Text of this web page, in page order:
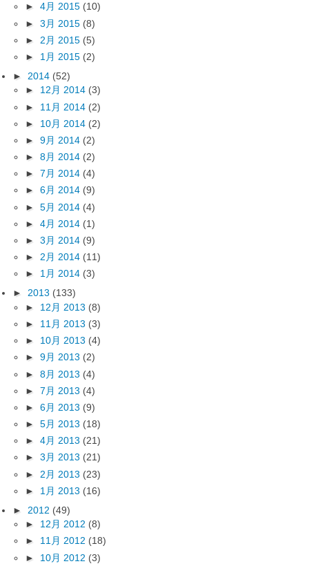
► 4月 2015 (10)
► 3月 2015 (8)
► 2月 2015 (5)
► 1月 2015 (2)
► 2014 (52)
► 12月 2014 (3)
► 11月 2014 (2)
► 10月 2014 (2)
► 9月 2014 (2)
► 8月 2014 (2)
► 7月 2014 (4)
► 6月 2014 (9)
► 5月 2014 (4)
► 4月 2014 (1)
► 3月 2014 (9)
► 2月 2014 (11)
► 1月 2014 (3)
► 2013 (133)
► 12月 2013 (8)
► 11月 2013 (3)
► 10月 2013 (4)
► 9月 2013 (2)
► 8月 2013 (4)
► 7月 2013 (4)
► 6月 2013 (9)
► 5月 2013 (18)
► 4月 2013 (21)
► 3月 2013 (21)
► 2月 2013 (23)
► 1月 2013 (16)
► 2012 (49)
► 12月 2012 (8)
► 11月 2012 (18)
► 10月 2012 (3)